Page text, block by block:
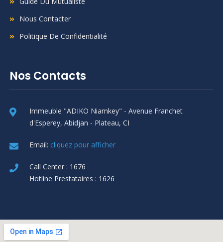
Nous Contacter
Politique De Confidentialité
Nos Contacts
Immeuble "ADIKO Niamkey" - Avenue Franchet
d'Esperey, Abidjan - Plateau, CI
Email: cliquez pour afficher
Call Center : 1676
Hotline Prestataires : 1626